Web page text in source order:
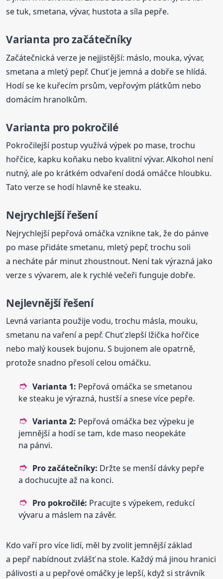
se tuk, smetana, vývar, hustota a síla pepře.
Varianta pro začátečníky
Začátečnická verze je nejjistější: máslo, mouka, vývar,
smetana a mletý pepř. Chuť je jemná a dobře se hlídá.
Hodí se ke kuřecím prsům, vepřovým plátkům nebo
domácím hranolkům.
Varianta pro pokročilé
Pokročilejší postup využívá výpek po mase, trochu
hořčice, kapku koňaku nebo kvalitní vývar. Alkohol není
nutný, ale po krátkém odvaření dodá omáčce hloubku.
Tato verze se hodí hlavně ke steaku.
Nejrychlejší řešení
Nejrychlejší pepřová omáčka vznikne tak, že do pánve
po mase přidáte smetanu, mletý pepř, trochu soli
a necháte pár minut zhoustnout. Není tak výrazná jako
verze s vývarem, ale k rychlé večeři funguje dobře.
Nejlevnější řešení
Levná varianta použije vodu, trochu másla, mouku,
smetanu na vaření a pepř. Chuť zlepší lžička hořčice
nebo malý kousek bujonu. S bujonem ale opatrně,
protože snadno přesolí celou omáčku.
Varianta 1: Pepřová omáčka se smetanou
ke steaku je výrazná, hustší a snese více pepře.
Varianta 2: Pepřová omáčka bez výpeku je
jemnější a hodí se tam, kde maso neopekáte
na pánvi.
Pro začátečníky: Držte se menší dávky pepře
a dochucujte až na konci.
Pro pokročilé: Pracujte s výpekem, redukcí
vývaru a máslem na závěr.
Kdo vaří pro více lidí, měl by zvolit jemnější základ
a pepř nabídnout zvlášť na stole. Každý má jinou hranici
pálivosti a u pepřové omáčky je lepší, když si strávník